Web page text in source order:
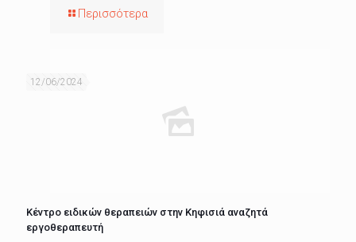
Περισσότερα
12/06/2024
Κέντρο ειδικών θεραπειών στην Κηφισιά αναζητά
εργοθεραπευτή